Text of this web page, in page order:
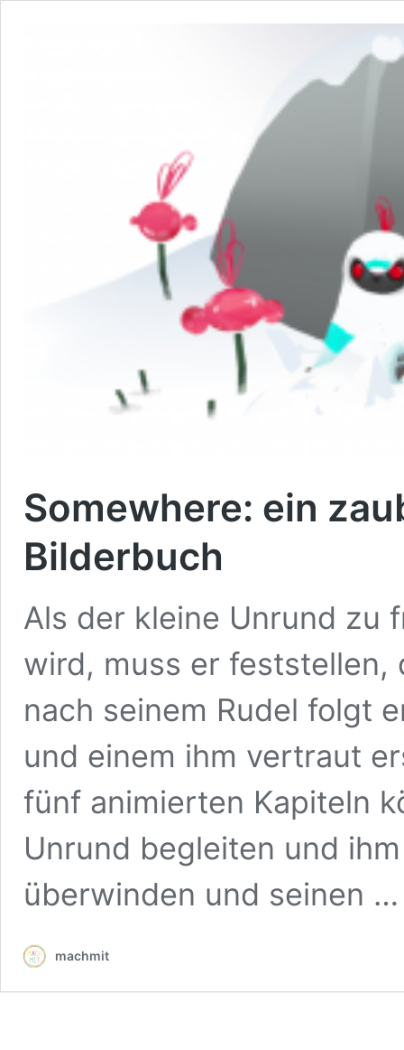
Somewhere: ein
Bilderbuch
Als der kleine Unrund zu
wird, muss er feststellen,
nach seinem Rudel folgt
und einem ihm vertraut
fünf animierten Kapiteln
Unrund begleiten und
überwinden und seinen
machmit